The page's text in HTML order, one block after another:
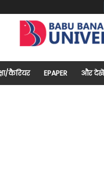
कैरियर EPAPER और देखें